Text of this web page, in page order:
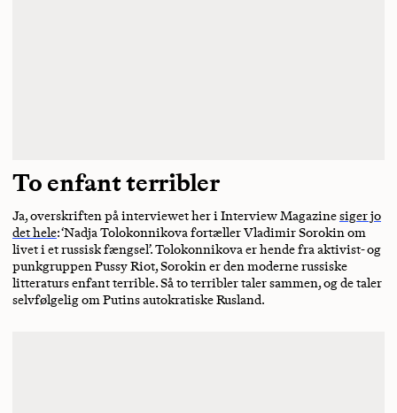
To enfant terribler
Ja, overskriften på interviewet her i Interview Magazinesiger jo
det hele: ‘Nadja Tolokonnikova fortæller Vladimir Sorokin om
livet i et russisk fængsel’. Tolokonnikova er hende fra aktivist- og
punkgruppen Pussy Riot, Sorokin er den moderne russiske
litteraturs enfant terrible. Så to terribler taler sammen, og de taler
selvfølgelig om Putins autokratiske Rusland.